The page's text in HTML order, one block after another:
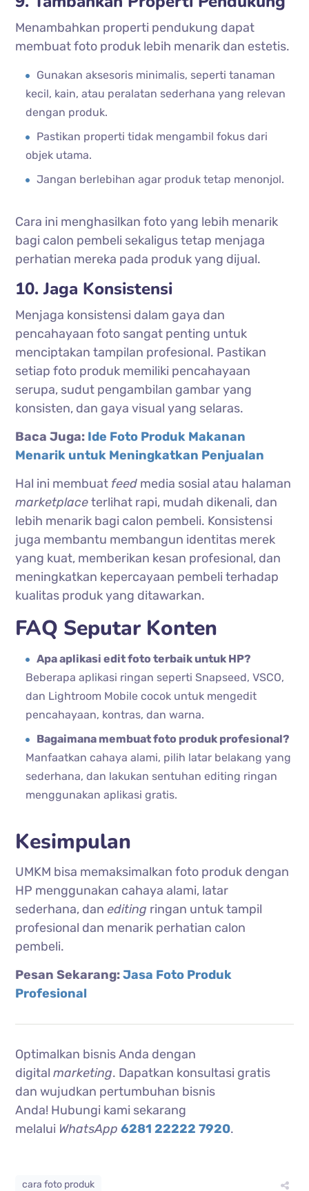
Menambahkan properti pendukung dapat
membuat foto produk lebih menarik dan estetis.
Gunakan aksesoris minimalis, seperti tanaman
kecil, kain, atau peralatan sederhana yang relevan
dengan produk.
Pastikan properti tidak mengambil fokus dari
objek utama.
Jangan berlebihan agar produk tetap menonjol.
Cara ini menghasilkan foto yang lebih menarik
bagi calon pembeli sekaligus tetap menjaga
perhatian mereka pada produk yang dijual.
10. Jaga Konsistensi
Menjaga konsistensi dalam gaya dan
pencahayaan foto sangat penting untuk
menciptakan tampilan profesional. Pastikan
setiap foto produk memiliki pencahayaan
serupa, sudut pengambilan gambar yang
konsisten, dan gaya visual yang selaras.
Baca Juga: Ide Foto Produk Makanan
Menarik untuk Meningkatkan Penjualan
Hal ini membuat feed media sosial atau halaman
marketplaceterlihat rapi, mudah dikenali, dan
lebih menarik bagi calon pembeli. Konsistensi
juga membantu membangun identitas merek
yang kuat, memberikan kesan profesional, dan
meningkatkan kepercayaan pembeli terhadap
kualitas produk yang ditawarkan.
FAQ Seputar Konten
Apa aplikasi edit foto terbaik untuk HP?
Beberapa aplikasi ringan seperti Snapseed, VSCO,
dan Lightroom Mobile cocok untuk mengedit
pencahayaan, kontras, dan warna.
Bagaimana membuat foto produk profesional?
Manfaatkan cahaya alami, pilih latar belakang yang
sederhana, dan lakukan sentuhan editing ringan
menggunakan aplikasi gratis.
Kesimpulan
UMKM bisa memaksimalkan foto produk dengan
HP menggunakan cahaya alami, latar
sederhana, dan editing ringan untuk tampil
profesional dan menarik perhatian calon
pembeli.
Pesan Sekarang:Jasa Foto Produk
Profesional
Optimalkan bisnis Anda dengan
digitalmarketing. Dapatkan konsultasi gratis
dan wujudkan pertumbuhan bisnis
Anda! Hubungi kami sekarang
melalui WhatsApp 6281 22222 7920.
cara foto produk